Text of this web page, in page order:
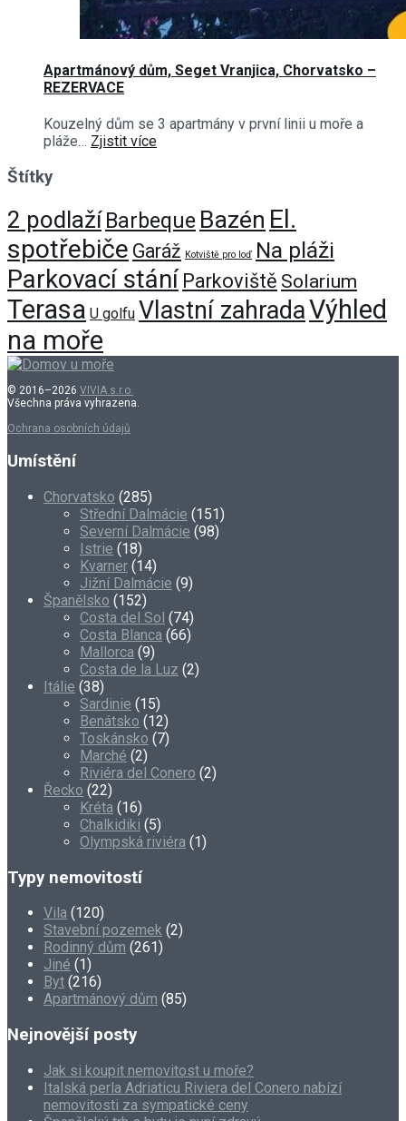
Apartmánový dům, Seget Vranjica, Chorvatsko –
REZERVACE
Kouzelný dům se 3 apartmány v první linii u moře a
pláže… Zjistit více
Štítky
2 podlaží Barbeque Bazén El.
spotřebiče Garáž Kotviště pro loď Na pláži
Parkovací stání Parkoviště Solarium
Terasa U golfu Vlastní zahradaVýhled
na moře
© 2016–2026 VIVIA s.r.o.
Všechna práva vyhrazena.
Ochrana osobních údajů
Umístění
Chorvatsko (285)
Střední Dalmácie (151)
Severní Dalmácie (98)
Istrie (18)
Kvarner (14)
Jižní Dalmácie (9)
Španělsko (152)
Costa del Sol (74)
Costa Blanca (66)
Mallorca (9)
Costa de la Luz (2)
Itálie (38)
Sardinie (15)
Benátsko (12)
Toskánsko (7)
Marché (2)
Riviéra del Conero (2)
Řecko (22)
Kréta (16)
Chalkidiki (5)
Olympská riviéra (1)
Typy nemovitostí
Vila (120)
Stavební pozemek (2)
Rodinný dům (261)
Jiné (1)
Byt (216)
Apartmánový dům (85)
Nejnovější posty
Jak si koupit nemovitost u moře?
Italská perla Adriaticu Riviera del Conero nabízí
nemovitosti za sympatické ceny